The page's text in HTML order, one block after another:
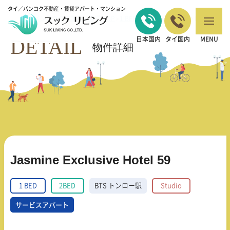
タイ／バンコク不動産・賃貸アパート・マンション
日本国内 タイ国内 MENU
バンコクの不動産・賃貸 TOP 1 BED Jasmine Exclusive Hotel 59
DETAIL 物件詳細
Jasmine Exclusive Hotel 59
1 BED 2BED BTS トンロー駅 Studio
サービスアパート